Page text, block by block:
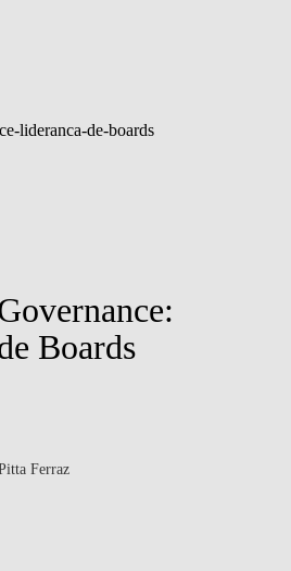
Boards
Ferraz